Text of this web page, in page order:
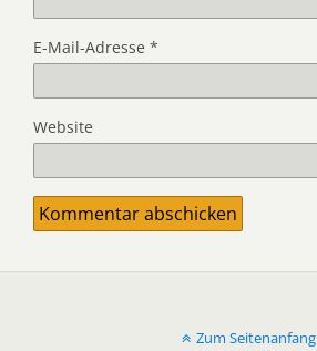
E-Mail-Adresse *
Website
Zum Seitenanfang